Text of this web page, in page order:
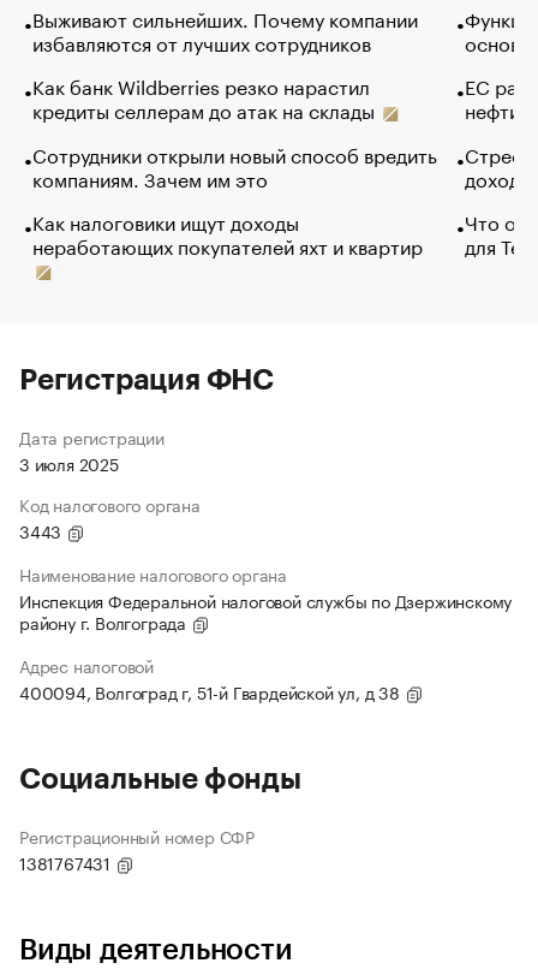
Выживают сильнейших. Почему компании
избавляются от лучших сотрудников
Как банк Wildberries резко нарастил
кредиты селлерам до атак на склады
Сотрудники открыли новый способ вредить
компаниям. Зачем им это
Как налоговики ищут доходы
неработающих покупателей яхт и квартир
основ
ЕС
нефти
Что
для
Регистрация ФНС
Дата регистрации
3 июля 2025
Код налогового органа
3443
Наименование налогового органа
Инспекция Федеральной налоговой службы по Дзержинскому
району г. Волгограда
Адрес налоговой
400094, Волгоград г, 51-й Гвардейской ул, д 38
Социальные фонды
Регистрационный номер СФР
1381767431
Виды деятельности